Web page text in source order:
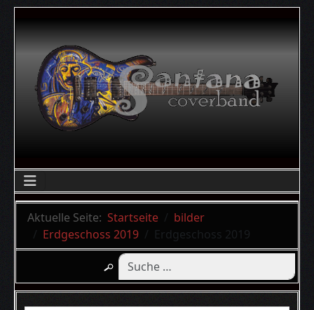
Aktuelle Seite: Startseite
bilder
Erdgeschoss 2019
Erdgeschoss 2019